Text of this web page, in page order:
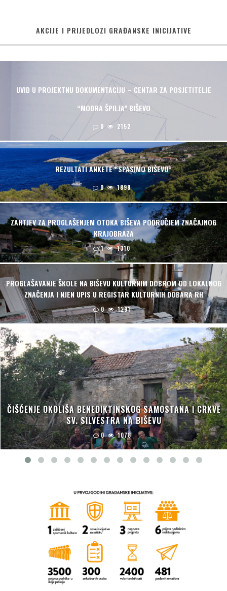
AKCIJE I PRIJEDLOZI GRAĐANSKE INICIJATIVE
UVID U PROJEKTNU DOKUMENTACIJU – CENTAR ZA POSJETITELJE
“MODRA ŠPILJA” BIŠEVO
0 2152
REZULTATI ANKETE “SPASIMO BIŠEVO”
0 1898
ZAHTJEV ZA PROGLAŠENJEM OTOKA BIŠEVA PODRUČJEM ZNAČAJNOG
KRAJOBRAZA
1 1310
PROGLAŠAVANJE ŠKOLE NA BIŠEVU KULTURNIM DOBROM OD LOKALNOG
ZNAČENJA I NJEN UPIS U REGISTAR KULTURNIH DOBARA RH
0 1291
ČIŠĆENJE OKOLIŠA BENEDIKTINSKOG SAMOSTANA I CRKVE
SV. SILVESTRA NA BIŠEVU
0 1078